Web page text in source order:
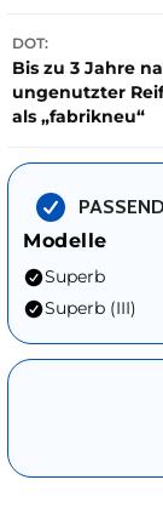
DOT:
Bis zu 3 Jahre
ungenutzter
als „fabrikneu“
Modelle
Superb
Superb (III)